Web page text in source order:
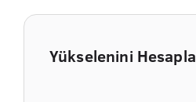
Yükselenini Hesapla